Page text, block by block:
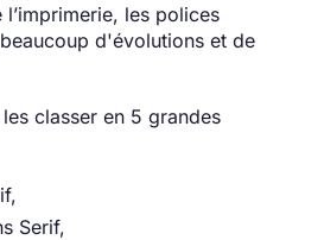
l’imprimerie, les polices
d'évolutions et de
classer en 5 grandes
Serif,